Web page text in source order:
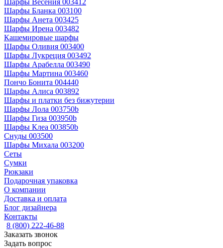
Шарфы Весения 003412
Шарфы Бланка 003100
Шарфы Анета 003425
Шарфы Ирена 003482
Кашемировые шарфы
Шарфы Оливия 003400
Шарфы Лукреция 003492
Шарфы Арабелла 003490
Шарфы Мартина 003460
Пончо Бонита 004440
Шарфы Алиса 003892
Шарфы и платки без бижутерии
Шарфы Лола 003750b
Шарфы Гиза 003950b
Шарфы Клеа 003850b
Снуды 003500
Шарфы Михала 003200
Сеты
Сумки
Рюкзаки
Подарочная упаковка
О компании
Доставка и оплата
Блог дизайнера
Контакты
8 (800) 222-46-88
Заказать звонок
Задать вопрос